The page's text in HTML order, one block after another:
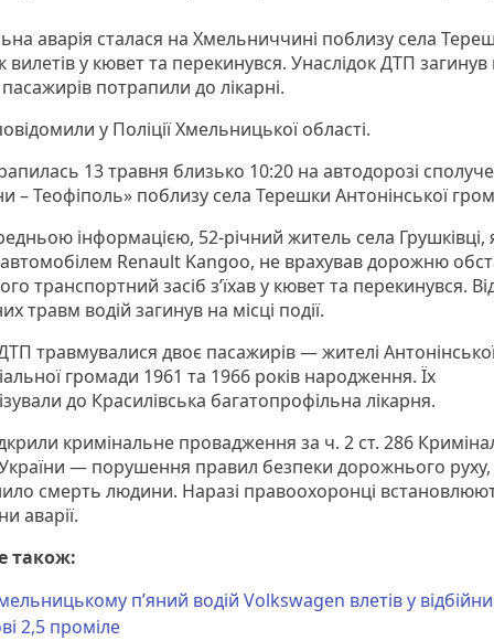
аварія сталася на Хмельниччині поблизу села
вилетів у кювет та перекинувся. Унаслідок ДТП загинув
потрапили до лікарні.
у Поліції Хмельницької області.
13 травня близько 10:20 на автодорозі
– Теофіполь» поблизу села Терешки Антонінської
інформацією, 52-річний житель села Грушківці,
Renault Kangoo, не врахував дорожню
транспортний засіб з’їхав у кювет та перекинувся.
травм водій загинув на місці події.
травмувалися двоє пасажирів — жителі
громади 1961 та 1966 років народження. Їх
до Красилівська багатопрофільна лікарня.
кримінальне провадження за ч. 2 ст. 286
— порушення правил безпеки дорожнього
смерть людини. Наразі правоохоронці
аварії.
також:
п’яний водій Volkswagen влетів у
2,5 проміле